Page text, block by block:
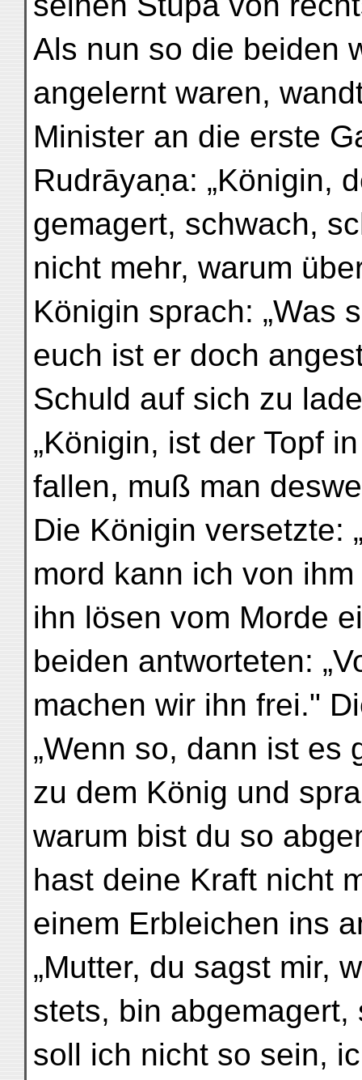
Als nun so die beiden
angelernt waren,
Minister an die erste
Rudrāyaṇa: „Königin,
gemagert, schwach,
nicht mehr, warum
Königin sprach: „Was
euch ist er doch
Schuld auf sich zu
„Königin, ist der Topf
fallen, muß man
Die Königin versetzte:
mord kann ich von
ihn lösen vom Morde
beiden antworteten:
machen wir ihn frei."
„Wenn so, dann ist es
zu dem König und
warum bist du so
hast deine Kraft nicht
einem Erbleichen ins
„Mutter, du sagst mir,
stets, bin
soll ich nicht so sein,